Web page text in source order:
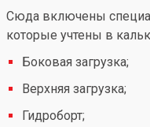
Сюда включены
которые учтены в
Боковая загрузка;
Верхняя загрузка;
Гидроборт;